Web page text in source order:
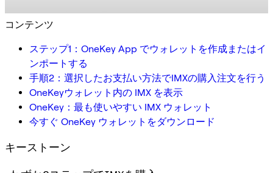
コンテンツ
ステップ1：OneKey App でウォレットを作成またはイ
ンポートする
手順2：選択したお支払い方法でIMXの購入注文を行う
OneKeyウォレット内の IMX を表示
OneKey：最も使いやすい IMX ウォレット
今すぐ OneKey ウォレットをダウンロード
キーストーン